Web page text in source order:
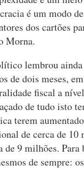
é um modo
dos cartões
Morna.
lembrou ainda
de dois meses,
fiscal a
de tudo isto
terem
de cerca de
de 9 milhões. Para
de sempre: